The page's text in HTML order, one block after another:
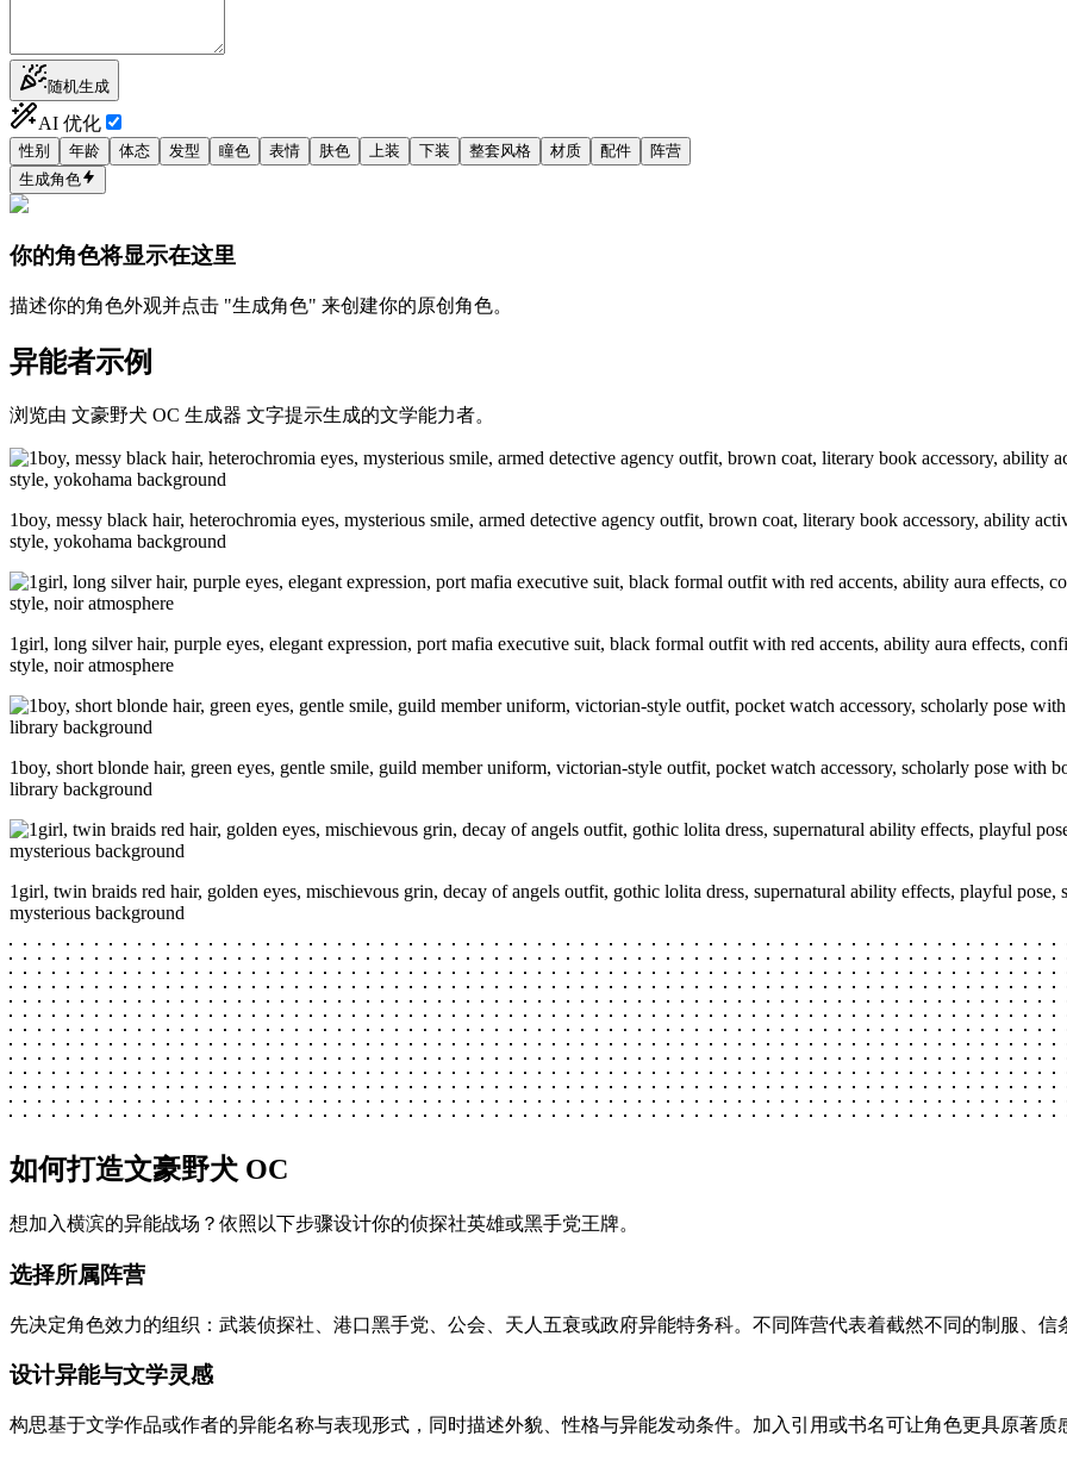
随机生成
AI 优化
性别 年龄 体态 发型 瞳色 表情 肤色 上装 下装 整套风格 材质 配件
阵营
生成角色
你的角色将显示在这里
描述你的角色外观并点击 "生成角色" 来创建你的原创角色。
异能者示例
浏览由 文豪野犬 OC 生成器 文字提示生成的文学能力者。
1boy, messy black hair, heterochromia eyes, mysterious smile, armed detective agency outfit, brown coat, literary book accessory, ability
style, yokohama background
1girl, long silver hair, purple eyes, elegant expression, port mafia executive suit, black formal outfit with red accents, ability aura effects,
style, noir atmosphere
1boy, short blonde hair, green eyes, gentle smile, guild member uniform, victorian-style outfit, pocket watch accessory, scholarly pose with
library background
1girl, twin braids red hair, golden eyes, mischievous grin, decay of angels outfit, gothic lolita dress, supernatural ability effects, playful
mysterious background
如何打造文豪野犬 OC
想加入横滨的异能战场？依照以下步骤设计你的侦探社英雄或黑手党王牌。
选择所属阵营
先决定角色效力的组织：武装侦探社、港口黑手党、公会、天人五衰或政府异能特务科。不同阵营代表着截然不同的制服、信
设计异能与文学灵感
构思基于文学作品或作者的异能名称与表现形式，同时描述外貌、性格与异能发动条件。加入引用或书名可让角色更具原著质